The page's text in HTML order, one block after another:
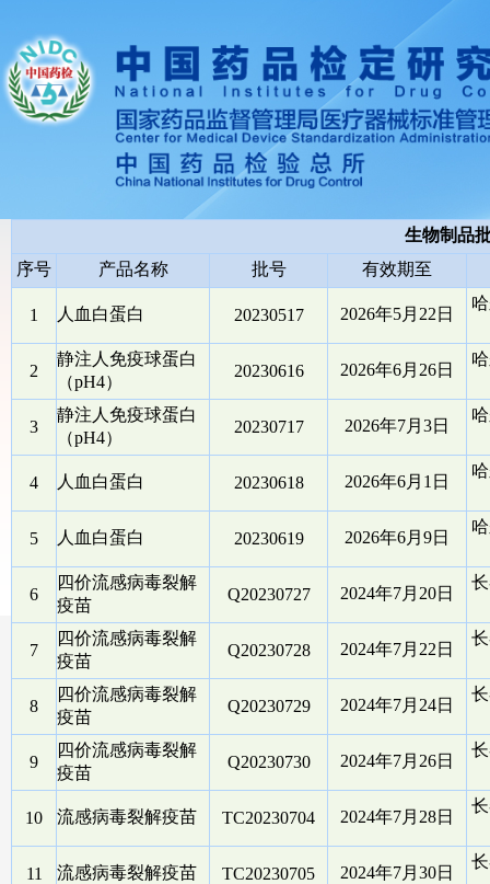
生物制品
序号
产品名称 批号 有效期至
1 人血白蛋白 20230517 2026年5月22日
2
静注人免疫球蛋白
（pH4）
20230616 2026年6月26日
3
静注人免疫球蛋白
（pH4）
20230717 2026年7月3日
4 人血白蛋白 20230618 2026年6月1日
5 人血白蛋白 20230619 2026年6月9日
6
四价流感病毒裂解
疫苗
Q20230727 2024年7月20日
7
四价流感病毒裂解
疫苗
Q20230728 2024年7月22日
8
四价流感病毒裂解
疫苗
Q20230729 2024年7月24日
9
四价流感病毒裂解
疫苗
Q20230730 2024年7月26日
10 流感病毒裂解疫苗 TC20230704 2024年7月28日
11 流感病毒裂解疫苗 TC20230705 2024年7月30日